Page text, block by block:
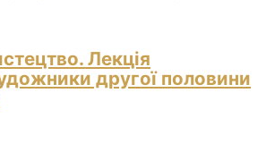
Лекція
другої половини